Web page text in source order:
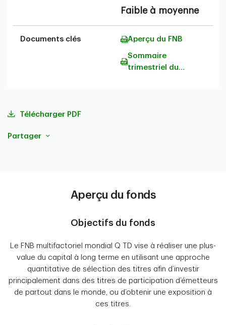
Faible à moyenne
Documents clés Aperçu du FNB
Sommaire
trimestriel du
Télécharger PDF
Partager
Aperçu du fonds
Objectifs du fonds
Le FNB multifactoriel mondial Q TD vise à réaliser une plus-
value du capital à long terme en utilisant une approche
quantitative de sélection des titres afin d’investir
principalement dans des titres de participation d’émetteurs
de partout dans le monde, ou d’obtenir une exposition à
ces titres.